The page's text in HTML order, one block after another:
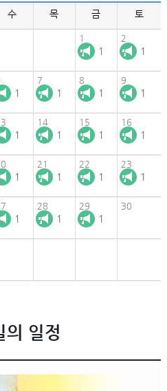
수 목 금 토
1
1
2
1
1
7
1
8
1
9
1
1
14
1
15
1
16
1
1
21
1
22
1
23
1
1
28
1
29
1
30
일정